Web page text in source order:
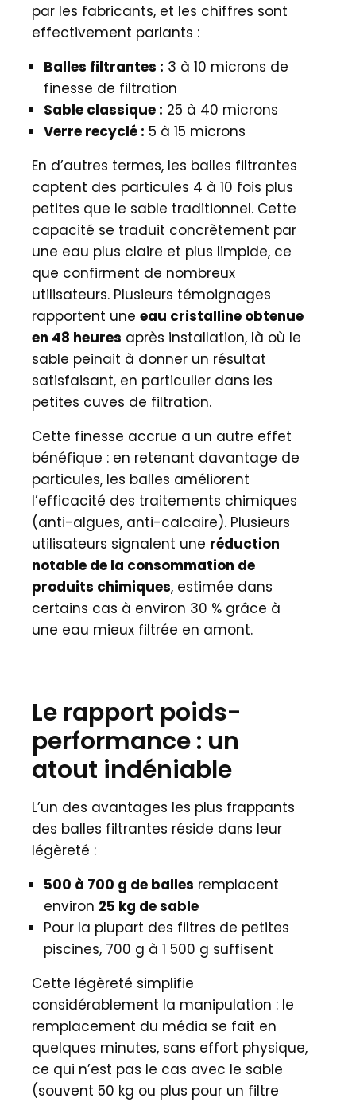
par les fabricants, et les chiffres sont
effectivement parlants :
Balles filtrantes : 3 à 10 microns de
finesse de filtration
Sable classique : 25 à 40 microns
Verre recyclé : 5 à 15 microns
En d’autres termes, les balles filtrantes
captent des particules 4 à 10 fois plus
petites que le sable traditionnel. Cette
capacité se traduit concrètement par
une eau plus claire et plus limpide, ce
que confirment de nombreux
utilisateurs. Plusieurs témoignages
rapportent une eau cristalline obtenue
en 48 heures après installation, là où le
sable peinait à donner un résultat
satisfaisant, en particulier dans les
petites cuves de filtration.
Cette finesse accrue a un autre effet
bénéfique : en retenant davantage de
particules, les balles améliorent
l’efficacité des traitements chimiques
(anti-algues, anti-calcaire). Plusieurs
utilisateurs signalent une réduction
notable de la consommation de
produits chimiques, estimée dans
certains cas à environ 30 % grâce à
une eau mieux filtrée en amont.
Le rapport poids-
performance : un
atout indéniable
L’un des avantages les plus frappants
des balles filtrantes réside dans leur
légèreté :
500 à 700 g de balles remplacent
environ 25 kg de sable
Pour la plupart des filtres de petites
piscines, 700 g à 1 500 g suffisent
Cette légèreté simplifie
considérablement la manipulation : le
remplacement du média se fait en
quelques minutes, sans effort physique,
ce qui n’est pas le cas avec le sable
(souvent 50 kg ou plus pour un filtre